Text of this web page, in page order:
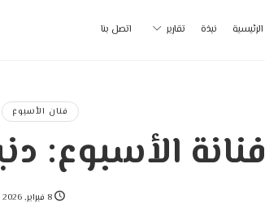
الرئيسية نبذة تقارير اتصل بنا
| فنان الأسبوع
فنانة الأسبوع:
8 فبراير, 2026